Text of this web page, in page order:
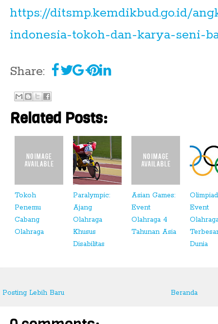
https://ditsmp.kemdikbud.go.id/
indonesia-tokoh-dan-karya-seni-
Share:
Related Posts:
Tokoh
Penemu
Cabang
Olahraga
Paralympic:
Ajang
Olahraga
Khusus
Disabilitas
Asian Games:
Event
Olahraga 4
Tahunan Asia
Event
Dunia
Posting Lebih Baru Beranda